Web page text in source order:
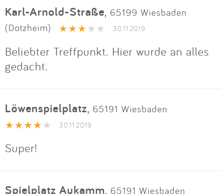
Karl-Arnold-Straße, 65199 Wiesbaden
(Dotzheim)
30.11.2019
Beliebter Treffpunkt. Hier wurde an alles
gedacht.
Löwenspielplatz, 65191 Wiesbaden
30.11.2019
Super!
Spielplatz Aukamm, 65191 Wiesbaden